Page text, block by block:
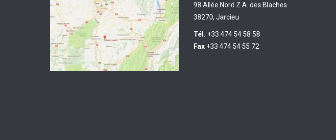
98 Allée Nord Z.A. des Blaches
38270, Jarcieu
Tél. +33 474 54 58 58
Fax +33 474 54 55 72